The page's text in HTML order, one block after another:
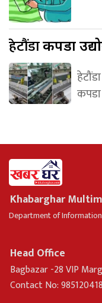
हेटौंडाकपडा
कपडा
Khabarghar
Department of
Head Office
Bagbazar -28 VIP
Contact No: